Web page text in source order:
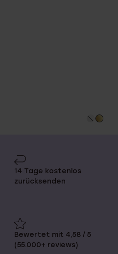
14 Tage kostenlos
zurücksenden
Bewertet mit 4,58 / 5
(55.000+ reviews)